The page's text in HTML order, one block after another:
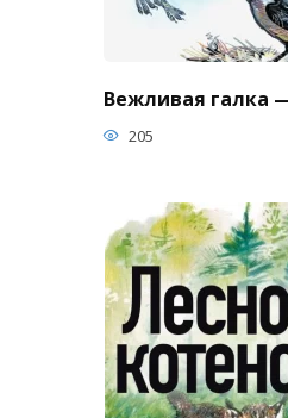
Вежливая галка
205